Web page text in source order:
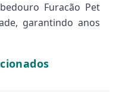
Furacão Pet
garantindo anos